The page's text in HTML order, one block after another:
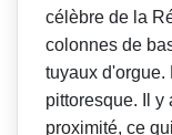
célèbre de la
colonnes de
tuyaux d'orgue.
pittoresque. Il y
proximité, ce